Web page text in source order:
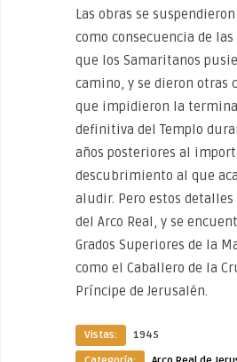
Las obras se
como consecuencia de
que los Samaritanos
camino, y se dieron otras
que impidieron la
definitiva del Templo
años posteriores al
descubrimiento al que
aludir. Pero estos
del Arco Real, y se
Grados Superiores de la
como el Caballero de la
Príncipe de Jerusalén.
Vistas:
1945